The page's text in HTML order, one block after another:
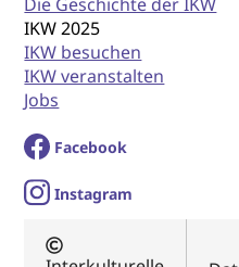
IKW 2025
IKW besuchen
IKW veranstalten
Jobs
Facebook
Instagram